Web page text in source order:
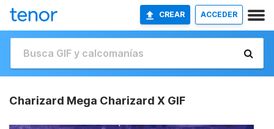
CREAR ACCEDER
Charizard Mega Charizard X GIF